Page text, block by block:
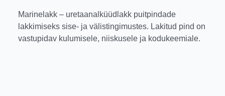
Marinelakk – uretaanalküüdlakk puitpindade
lakkimiseks sise- ja välistingimustes. Lakitud pind on
vastupidav kulumisele, niiskusele ja kodukeemiale.